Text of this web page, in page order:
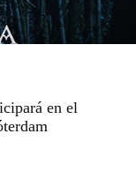
en el